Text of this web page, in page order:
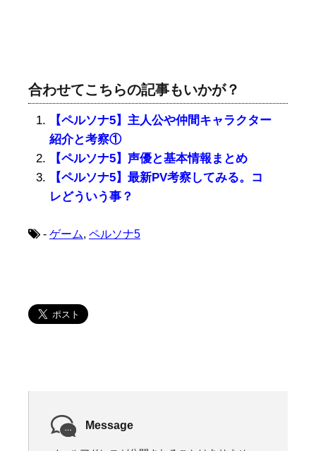
合わせてこちらの記事もいかが？
【ペルソナ5】主人公や仲間キャラクター
紹介と考察①
【ペルソナ5】声優と基本情報まとめ
【ペルソナ5】最新PV考察してみる。コ
レどういう事？
- ゲーム, ペルソナ5
Message